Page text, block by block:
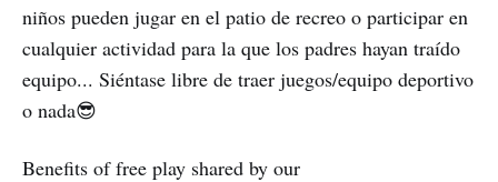
niños pueden jugar en el patio de recreo o participar en
cualquier actividad para la que los padres hayan traído
equipo... Siéntase libre de traer juegos/equipo deportivo
o nada😎
Benefits of free play shared by our